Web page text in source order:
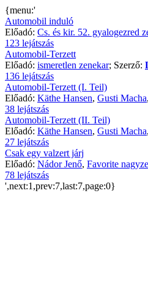
{menu:'
Automobil induló
Előadó: Cs. és kir. 52. gyalogezred
123 lejátszás
Automobil-Terzett
Előadó: ismeretlen zenekar; Szerző:
136 lejátszás
Automobil-Terzett (I. Teil)
Előadó: Käthe Hansen, Gusti Macha,
38 lejátszás
Automobil-Terzett (II. Teil)
Előadó: Käthe Hansen, Gusti Macha,
27 lejátszás
Csak egy valzert járj
Előadó: Nádor Jenő, Favorite
78 lejátszás
',next:1,prev:7,last:7,page:0}